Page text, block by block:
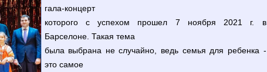
гала-концерт
которого с успехом прошел 7 ноября 2021 г. в
Барселоне. Такая тема
была выбрана не случайно, ведь семья для ребенка -
это самое